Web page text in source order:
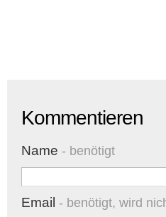
Kommentieren
Name - benötigt
Email - benötigt, wird